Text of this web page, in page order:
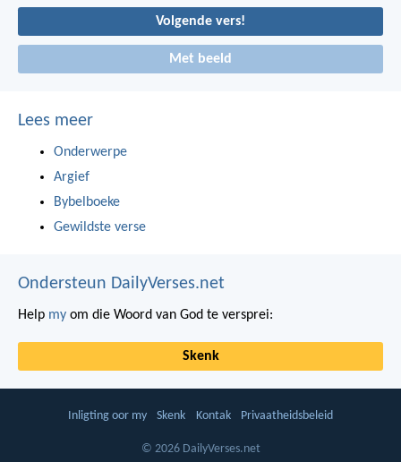
Volgende vers!
Met beeld
Lees meer
Onderwerpe
Argief
Bybelboeke
Gewildste verse
Ondersteun DailyVerses.net
Help my om die Woord van God te versprei:
Skenk
Inligting oor my Skenk Kontak Privaatheidsbeleid
© 2026 DailyVerses.net